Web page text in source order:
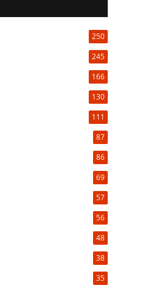
250
245
166
130
111
87
86
69
57
56
48
38
35